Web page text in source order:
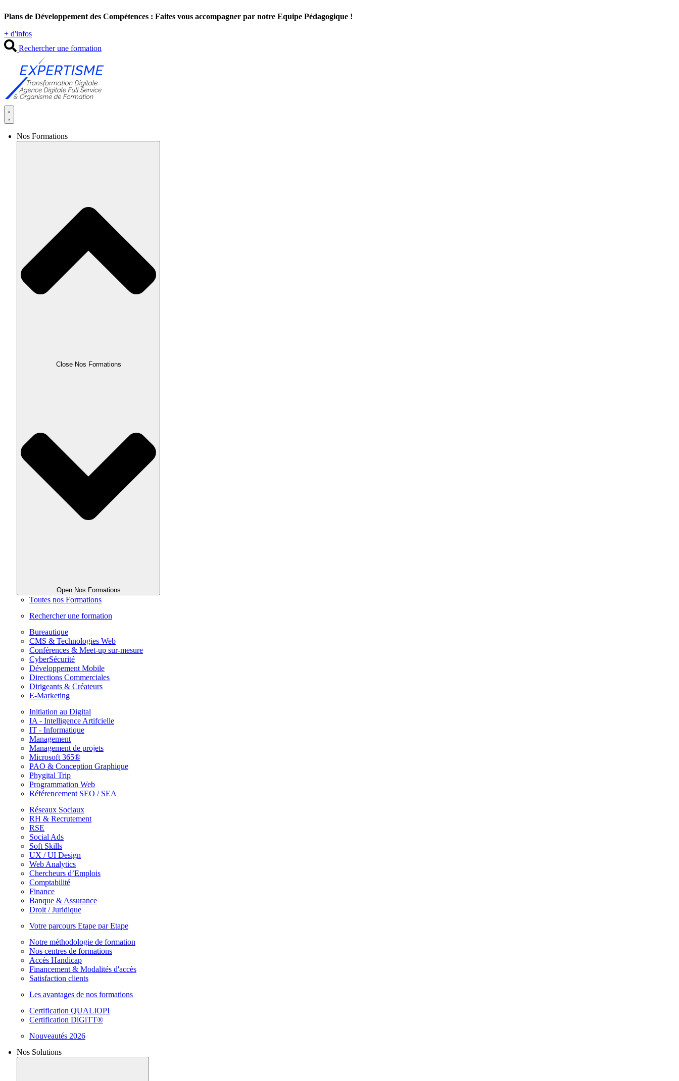
au
Plans de Développement des Compétences : Faites vous accompagner par notre Equipe Pédagogique !
+ d'infos
Rechercher une formation
Nos Formations
Close Nos Formations
Open Nos Formations
Toutes nos Formations
Rechercher une formation
Bureautique
CMS & Technologies Web
Conférences & Meet-up sur-mesure
CyberSécurité
Développement Mobile
Directions Commerciales
Dirigeants & Créateurs
E-Marketing
Initiation au Digital
IA - Intelligence Artifcielle
IT - Informatique
Management
Management de projets
Microsoft 365®
PAO & Conception Graphique
Phygital Trip
Programmation Web
Référencement SEO / SEA
Réseaux Sociaux
RH & Recrutement
RSE
Social Ads
Soft Skills
UX / UI Design
Web Analytics
Chercheurs d’Emplois
Comptabilité
Finance
Banque & Assurance
Droit / Juridique
Votre parcours Etape par Etape
Notre méthodologie de formation
Nos centres de formations
Accès Handicap
Financement & Modalités d'accès
Satisfaction clients
Les avantages de nos formations
Certification QUALIOPI
Certification DiGiTT®
Nouveautés 2026
Nos Solutions